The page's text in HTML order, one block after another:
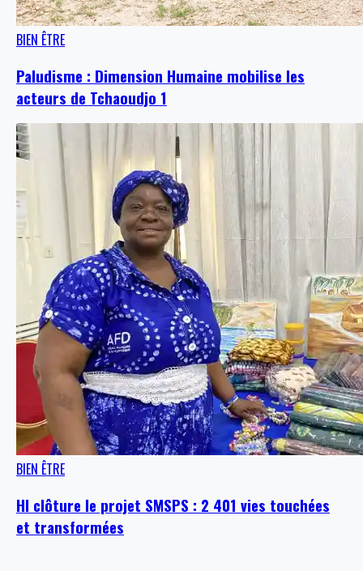
BIEN ÊTRE
Paludisme : Dimension Humaine mobilise les
acteurs de Tchaoudjo 1
BIEN ÊTRE
HI clôture le projet SMSPS : 2 401 vies touchées
et transformées